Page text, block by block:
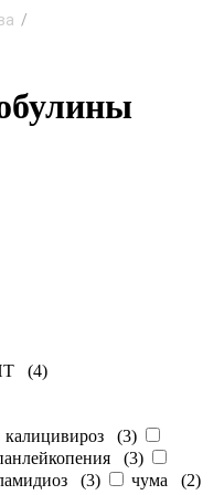
(4)
калицивироз (3)
(3)
(3) чума (2)